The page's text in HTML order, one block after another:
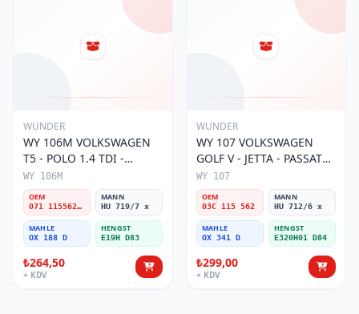
WUNDER
WY 106M VOLKSWAGEN
T5 - POLO 1.4 TDI -
PASSAT- JETTA 071 115562
A Yağ Filtresi
WY 106M
OEM
071 115562 A
MANN
HU 719/7 x
MAHLE
OX 188 D
HENGST
E19H D83
₺264,50
+ KDV
WUNDER
WY 107 VOLKSWAGEN
GOLF V - JETTA - PASSAT
1.6 FSI BENZİNLİ 03C 115
562 Yağ Filtresi
WY 107
OEM
03C 115 562
MANN
HU 712/6 x
MAHLE
OX 341 D
HENGST
E320H01 D84
₺299,00
+ KDV